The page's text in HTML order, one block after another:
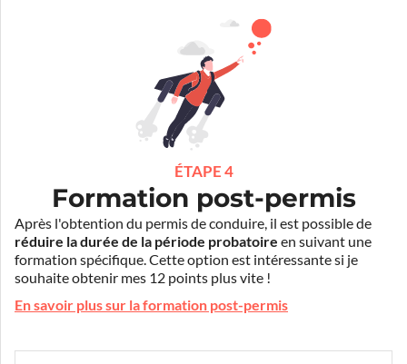
ÉTAPE 4
Formation post-permis
Après l'obtention du permis de conduire, il est possible de
réduire la durée de la période probatoire en suivant une
formation spécifique. Cette option est intéressante si je
souhaite obtenir mes 12 points plus vite !
En savoir plus sur la formation post-permis